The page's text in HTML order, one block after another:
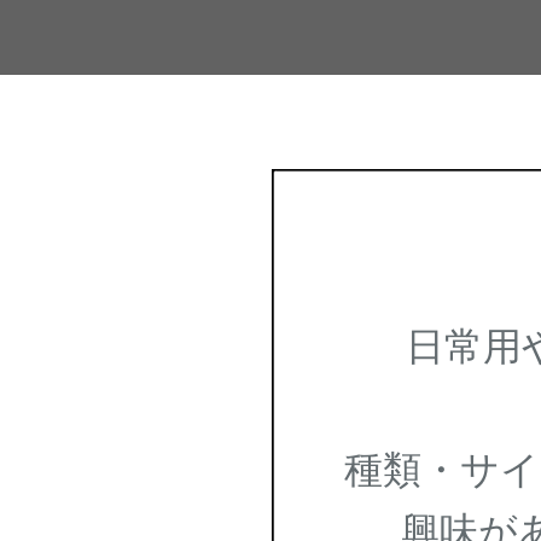
日常用
種類・サイ
興味が